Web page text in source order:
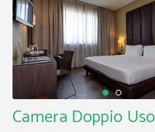
Camera Doppio Uso